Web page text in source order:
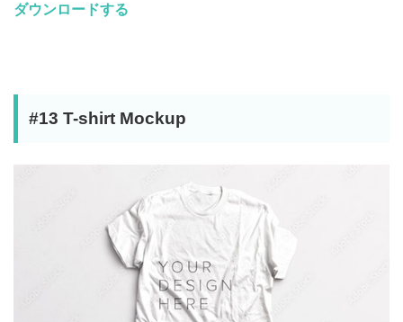
ダウンロードする
#13 T-shirt Mockup